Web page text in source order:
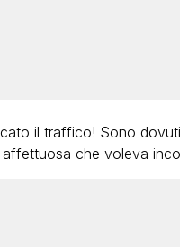
il traffico! Sono
che voleva